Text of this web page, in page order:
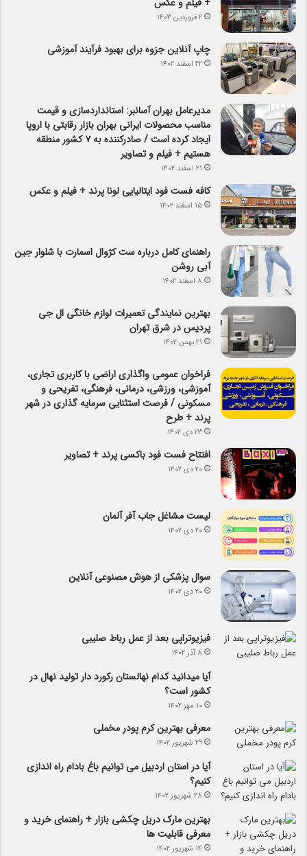
۲ فروردین ۱۴۰۳
چاپ آنلاین جزوه برای بهبود فرآیند آموزشی
۲۲ اسفند ۱۴۰۲
مدیرعامل بهران آسانبر: استانداردسازی و قیمت
مناسب محصولات ایرانی بهران بازار رقابتی با اروپا
ایجاد کرده است / صادرکننده به ۷ کشور منطقه
هستیم + فیلم و تصاویر
۲۱ اسفند ۱۴۰۲
کافه فست فود ایتالیایی لونا پرند + فیلم و عکس
۱۵ اسفند ۱۴۰۲
راهنمای کامل درباره ست کژوال اسمارت با شلوار جین
آبی روشن
۸ اسفند ۱۴۰۲
بهترین نمایندگی تعمیرات لوازم خانگی ال جی
پردیس در شرق تهران
۲۱ بهمن ۱۴۰۲
فراخوان عمومی واگذاری اراضی با کاربری تجاری،
آموزشی، ورزشی، درمانی، فرهنگی، تفریحی و
مسکونی / فرصت استثنایی سرمایه گذاری در شهر
پرند + طرح
۲۳ دی ۱۴۰۲
افتتاح فست فود باکسی پرند + تصاویر
۲۰ دی ۱۴۰۲
لیست مشاغل جاب آفر آلمان
۲۰ دی ۱۴۰۲
سوال پزشکی از هوش مصنوعی آنلاین
۲۰ دی ۱۴۰۲
فیزیوتراپی بعد از عمل رباط صلیبی
۸ آذر ۱۴۰۲
آیا می­دانید کدام نهالستان رکورد دار تولید نهال­ در
کشور است؟
۱۰ مهر ۱۴۰۲
معرفی بهترین کرم پودر مخملی
۲۹ شهریور ۱۴۰۲
آیا در استان اردبیل می توانیم باغ بادام راه اندازی
کنیم؟
۲۸ شهریور ۱۴۰۲
بهترین مارک دریل چکشی بازار + راهنمای خرید و
معرفی قابلیت ها
۱۴ شهریور ۱۴۰۲